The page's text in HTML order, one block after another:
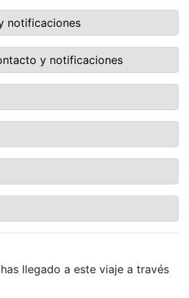
llegado a este viaje a través